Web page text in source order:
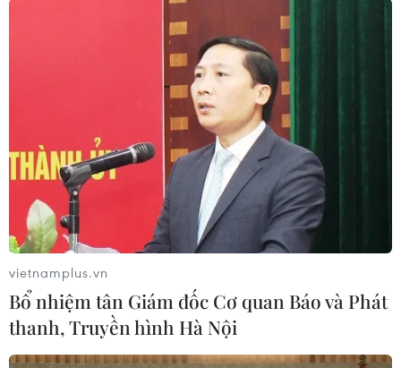
#Năng lượng xanh #Giá điện
Theo dõi VietnamPlus
vietnamplus.vn
Bổ nhiệm tân Giám đốc Cơ quan Báo và Phát
thanh, Truyền hình Hà Nội